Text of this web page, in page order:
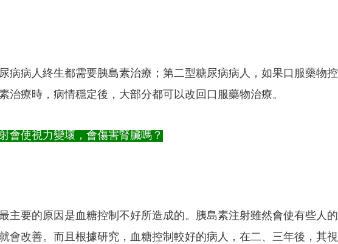
病病人終生都需要胰島素治療；第二型糖尿病病人，如果口服藥物
治療時，病情穩定後，大部分都可以改回口服藥物治療。
會使視力變壞，會傷害腎臟嗎？
主要的原因是血糖控制不好所造成的。胰島素注射雖然會使有些人
會改善。而且根據研究，血糖控制較好的病人，在二、三年後，其